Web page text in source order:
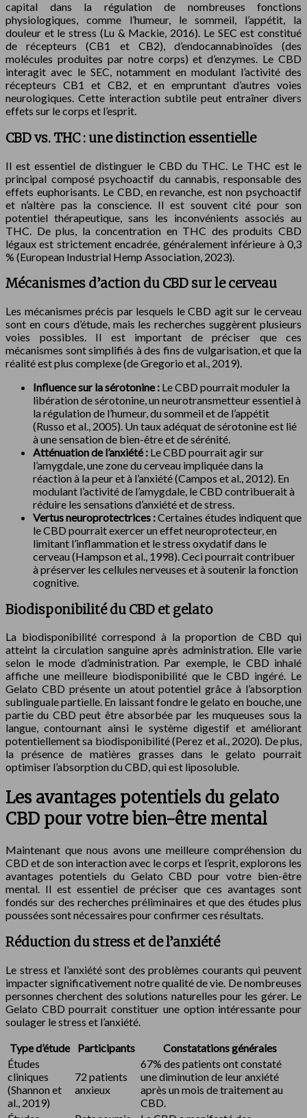
capital dans la régulation de nombreuses fonctions
physiologiques, comme l’humeur, le sommeil, l’appétit, la
douleur et le stress (Lu & Mackie, 2016). Le SEC est constitué
de récepteurs (CB1 et CB2), d’endocannabinoïdes (des
molécules produites par notre corps) et d’enzymes. Le CBD
interagit avec le SEC, notamment en modulant l’activité des
récepteurs CB1 et CB2, et en empruntant d’autres voies
neurologiques. Cette interaction subtile peut entraîner divers
effets sur le corps et l’esprit.
CBD vs. THC : une distinction essentielle
Il est essentiel de distinguer le CBD du THC. Le THC est le
principal composé psychoactif du cannabis, responsable des
effets euphorisants. Le CBD, en revanche, est non psychoactif
et n’altère pas la conscience. Il est souvent cité pour son
potentiel thérapeutique, sans les inconvénients associés au
THC. De plus, la concentration en THC des produits CBD
légaux est strictement encadrée, généralement inférieure à 0,3
% (European Industrial Hemp Association, 2023).
Mécanismes d’action du CBD sur le cerveau
Les mécanismes précis par lesquels le CBD agit sur le cerveau
sont en cours d’étude, mais les recherches suggèrent plusieurs
voies possibles. Il est important de préciser que ces
mécanismes sont simplifiés à des fins de vulgarisation, et que la
réalité est plus complexe (de Gregorio et al., 2019).
Influence sur la sérotonine : Le CBD pourrait moduler la
libération de sérotonine, un neurotransmetteur essentiel à
la régulation de l’humeur, du sommeil et de l’appétit
(Russo et al., 2005). Un taux adéquat de sérotonine est lié
à une sensation de bien-être et de sérénité.
Atténuation de l’anxiété : Le CBD pourrait agir sur
l’amygdale, une zone du cerveau impliquée dans la
réaction à la peur et à l’anxiété (Campos et al., 2012). En
modulant l’activité de l’amygdale, le CBD contribuerait à
réduire les sensations d’anxiété et de stress.
Vertus neuroprotectrices :Certaines études indiquent que
le CBD pourrait exercer un effet neuroprotecteur, en
limitant l’inflammation et le stress oxydatif dans le
cerveau (Hampson et al., 1998). Ceci pourrait contribuer
à préserver les cellules nerveuses et à soutenir la fonction
cognitive.
Biodisponibilité du CBD et gelato
La biodisponibilité correspond à la proportion de CBD qui
atteint la circulation sanguine après administration. Elle varie
selon le mode d’administration. Par exemple, le CBD inhalé
affiche une meilleure biodisponibilité que le CBD ingéré. Le
Gelato CBD présente un atout potentiel grâce à l’absorption
sublinguale partielle. En laissant fondre le gelato en bouche, une
partie du CBD peut être absorbée par les muqueuses sous la
langue, contournant ainsi le système digestif et améliorant
potentiellement sa biodisponibilité (Perez et al., 2020). De plus,
la présence de matières grasses dans le gelato pourrait
optimiser l’absorption du CBD, qui est liposoluble.
Les avantages potentiels du gelato
CBD pour votre bien-être mental
Maintenant que nous avons une meilleure compréhension du
CBD et de son interaction avec le corps et l’esprit, explorons les
avantages potentiels du Gelato CBD pour votre bien-être
mental. Il est essentiel de préciser que ces avantages sont
fondés sur des recherches préliminaires et que des études plus
poussées sont nécessaires pour confirmer ces résultats.
Réduction du stress et de l’anxiété
Le stress et l’anxiété sont des problèmes courants qui peuvent
impacter significativement notre qualité de vie. De nombreuses
personnes cherchent des solutions naturelles pour les gérer. Le
Gelato CBD pourrait constituer une option intéressante pour
soulager le stress et l’anxiété.
Type d’étude
Participants
Constatations générales
Études
cliniques
(Shannon et
al., 2019)
72 patients
anxieux
67% des patients ont constaté
une diminution de leur anxiété
après un mois de traitement au
CBD.